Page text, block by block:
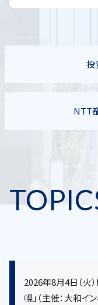
投
NTT
2026年8月4日（火
幌」（主催：大和イ